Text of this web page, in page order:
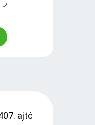
ajtó